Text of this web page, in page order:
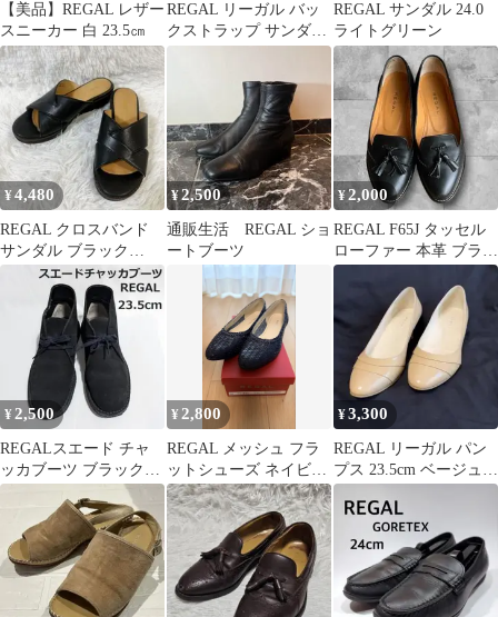
【美品】REGAL レザー
スニーカー 白 23.5㎝
REGAL リーガル バッ
クストラップ サンダル
パンプス 22cm
REGAL サンダル 24.0
ライトグリーン
¥4,480
REGAL クロスバンド
サンダル ブラック
22.5cm レザー
¥2,500
通販生活 REGAL ショ
ートブーツ
¥2,000
REGAL F65J タッセル
ローファー 本革 ブラッ
ク 22cm 美品
¥2,500
REGALスエード チャ
ッカブーツ ブラック
23.5
¥ 2,800
REGAL メッシュ フラ
ットシューズ ネイビ
ー 23.5
¥3,300
REGAL リーガル パン
プス 23.5cm ベージュ
エナメル 日本製